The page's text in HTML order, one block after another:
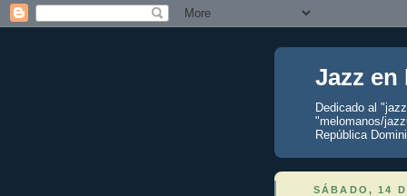
Jazz en
Dedicado al
"melomanos/
República
SÁBADO, 14